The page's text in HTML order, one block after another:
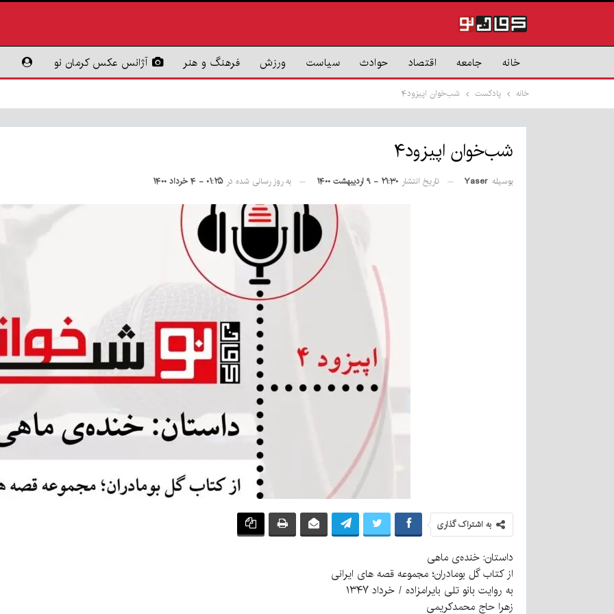
خانه جامعه اقتصاد حوادث سیاست ورزش فرهنگ و هنر آژانس عکس کرمان نو
خانه پادکست شب‌خوان اپیزود۴
شب‌خوان اپیزود۴
بوسیله Yaser تاریخ انتشار ۲۱:۳۰ - ۹ اردیبهشت ۱۴۰۰ به روز رسانی شده در ۰۱:۲۵ - ۴ خرداد ۱۴۰۰
به اشتراک گذاری
داستان: خنده‌ی ماهی
از کتاب گل بومادران؛ مجموعه قصه های ایرانی
به روایت بانو تلی بایرامزاده / خرداد ۱۳۴۷
زهرا حاج محمدکریمی